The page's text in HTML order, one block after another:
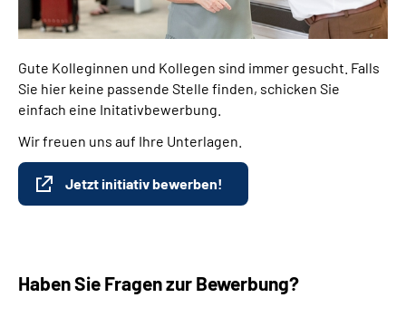
Gute Kolleginnen und Kollegen sind immer gesucht. Falls
Sie hier keine passende Stelle finden, schicken Sie
einfach eine Initativbewerbung.
Wir freuen uns auf Ihre Unterlagen.
Jetzt initiativ bewerben!
Haben Sie Fragen zur Bewerbung?